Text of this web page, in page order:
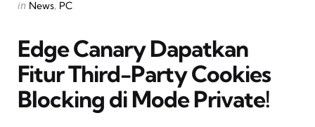
Posted
in News PC
Edge Canary Dapatkan
Fitur Third-Party Cookies
Blocking di Mode Private!